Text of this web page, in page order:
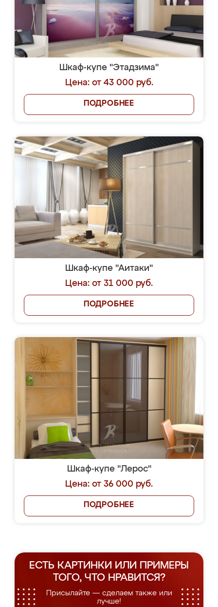
Шкаф-купе "Этадзима"
Цена: от 43 000 руб.
ПОДРОБНЕЕ
Шкаф-купе "Аитаки"
Цена: от 31 000 руб.
ПОДРОБНЕЕ
Шкаф-купе "Лерос"
Цена: от 36 000 руб.
ПОДРОБНЕЕ
ЕСТЬ КАРТИНКИ ИЛИ ПРИМЕРЫ
ТОГО, ЧТО НРАВИТСЯ?
Присылайте — сделаем также или
лучше!